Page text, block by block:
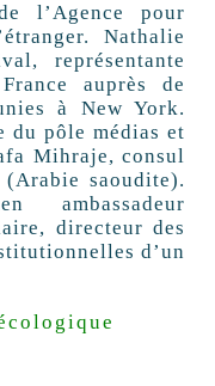
l’Agence pour
Nathalie
représentante
auprès de
à New York.
du pôle médias et
Mihraje, consul
saoudite).
ambassadeur
directeur des
d’un